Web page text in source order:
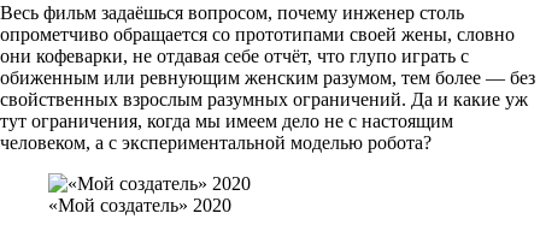
Весь фильм задаёшься вопросом, почему инженер столь
опрометчиво обращается со прототипами своей жены, словно
они кофеварки, не отдавая себе отчёт, что глупо играть с
обиженным или ревнующим женским разумом, тем более — без
свойственных взрослым разумных ограничений. Да и какие уж
тут ограничения, когда мы имеем дело не с настоящим
человеком, а с экспериментальной моделью робота?
«Мой создатель» 2020